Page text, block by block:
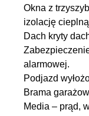
Okna z
izolację
Dach kryty
alarmowej.
Podjazd
Brama
Media – prąd,